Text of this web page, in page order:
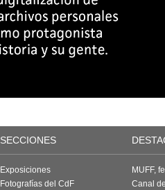
SECCIONES
Exposiciones
Fotografías del CdF
MUFF,
Canal